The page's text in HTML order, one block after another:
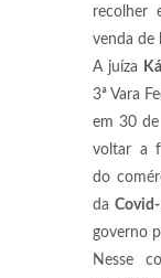
recolher
venda de
A juíza
3ª Vara
em 30
voltar a
do
da
governo
Nesse